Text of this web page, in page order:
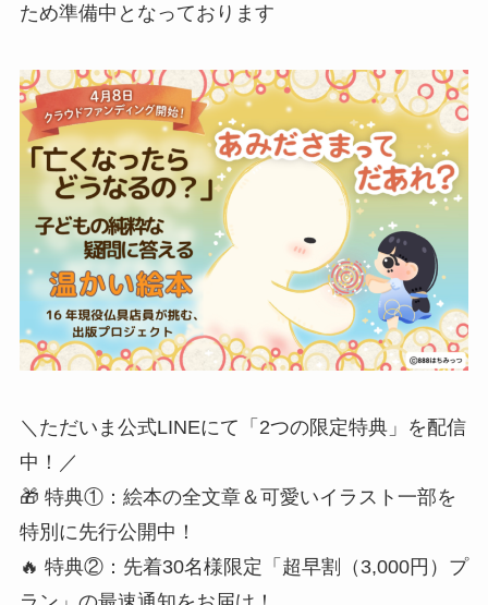
ため準備中となっております
​＼ただいま公式LINEにて「2つの限定特典」を配信
中！／
​🎁 特典①：絵本の全文章＆可愛いイラスト一部を
特別に先行公開中！
🔥 特典②：先着30名様限定「超早割（3,000円）プ